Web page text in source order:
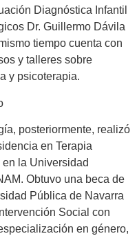
Diagnóstica Infantil
Dr. Guillermo Dávila
tiempo cuenta con
y talleres sobre
y psicoterapia.
posteriormente, realizó
en Terapia
la Universidad
Obtuvo una beca de
Pública de Navarra
Social con
en género,